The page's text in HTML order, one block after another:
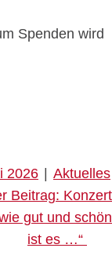
Spenden wird
2026 Aktuelles
Beitrag: Konzert
gut und schön
ist es …“